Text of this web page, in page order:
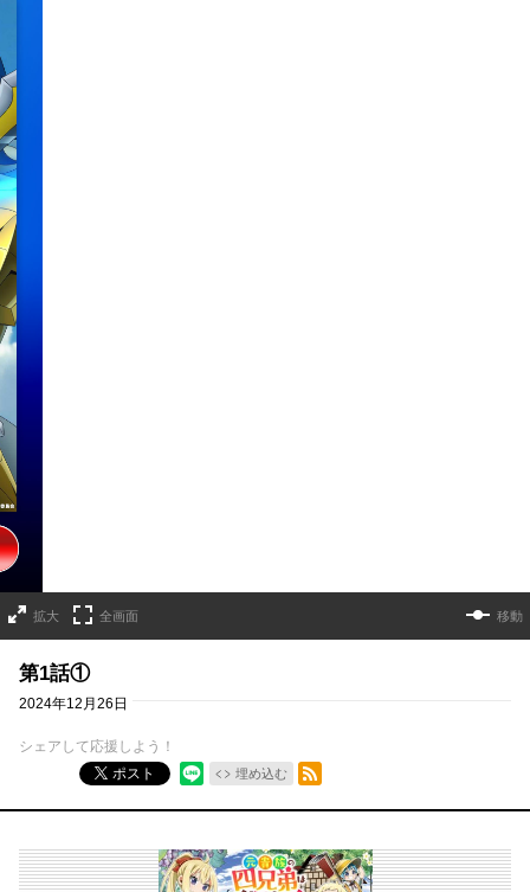
拡大 全画面 移動
第1話①
2024年12月26日
シェアして応援しよう！
ポスト
埋め込む
RSSフィード